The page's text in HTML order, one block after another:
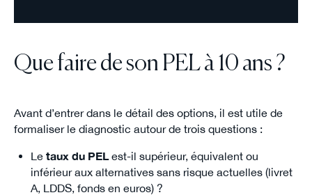
Que faire de son PEL à 10 ans ?
Avant d’entrer dans le détail des options, il est utile de
formaliser le diagnostic autour de trois questions :
Le taux du PELest-il supérieur, équivalent ou
inférieur aux alternatives sans risque actuelles (livret
A, LDDS, fonds en euros) ?